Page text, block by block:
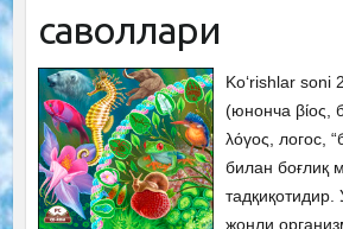
саволлари
Ko‘rishlar soni
(юнонча βίος,
λόγος, логос,
билан боғлиқ
жонли